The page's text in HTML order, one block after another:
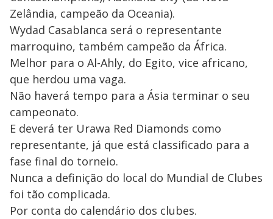
Zelândia, campeão da Oceania).
Wydad Casablanca será o representante
marroquino, também campeão da África.
Melhor para o Al-Ahly, do Egito, vice africano,
que herdou uma vaga.
Não haverá tempo para a Ásia terminar o seu
campeonato.
E deverá ter Urawa Red Diamonds como
representante, já que está classificado para a
fase final do torneio.
Nunca a definição do local do Mundial de Clubes
foi tão complicada.
Por conta do calendário dos clubes.